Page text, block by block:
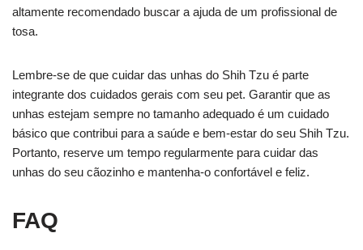
altamente recomendado buscar a ajuda de um profissional de
tosa.
Lembre-se de que cuidar das unhas do Shih Tzu é parte
integrante dos cuidados gerais com seu pet. Garantir que as
unhas estejam sempre no tamanho adequado é um cuidado
básico que contribui para a saúde e bem-estar do seu Shih Tzu.
Portanto, reserve um tempo regularmente para cuidar das
unhas do seu cãozinho e mantenha-o confortável e feliz.
FAQ